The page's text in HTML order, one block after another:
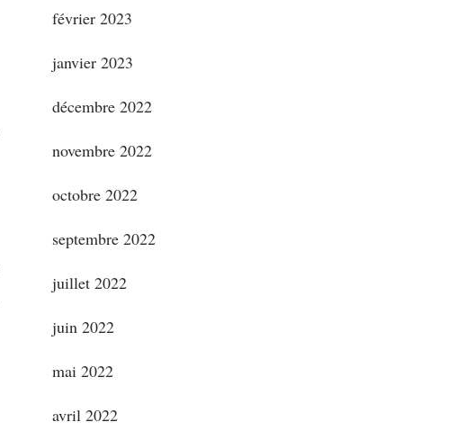
février 2023
janvier 2023
décembre 2022
novembre 2022
octobre 2022
septembre 2022
juillet 2022
juin 2022
mai 2022
avril 2022